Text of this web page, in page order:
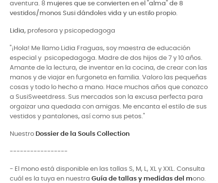
aventura. 8 mujeres que se convierten en el "alma" de 8
vestidos/monos Susi dándoles vida y un estilo propio.
Lidia, profesora y psicopedagoga
"¡Hola! Me llamo Lidia Fraguas, soy maestra de educación
especial y psicopedagoga. Madre de dos hijos de 7 y 10 años.
Amante de la lectura, de inventar en la cocina, de crear con las
manos y de viajar en furgoneta en familia. Valoro las pequeñas
cosas y todo lo hecho a mano. Hace muchos años que conozco
a SusiSweetdress. Sus mercados son la excusa perfecta para
orgaizar una quedada con amigas. Me encanta el estilo de sus
vestidos y pantalones, así como sus petos."
Nuestro Dossier de la Souls Collection
-----------------
- El mono está disponible en las tallas S, M, L, XL y XXL. Consulta
cuál es la tuya en nuestra Guía de tallas y medidas del mono.